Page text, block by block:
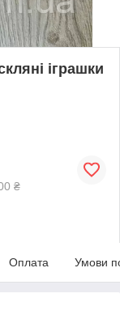
іграшки
₴
Оплата Умови